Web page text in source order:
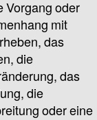
Vorgang oder
mit
das
die
das
die
oder eine